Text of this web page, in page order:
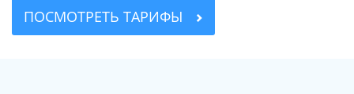
ПОСМОТРЕТЬ ТАРИФЫ